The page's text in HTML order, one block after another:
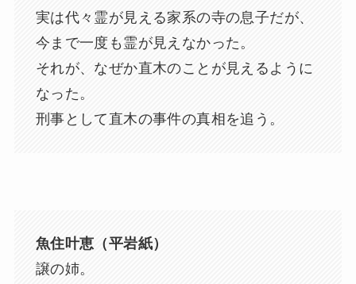
実は代々霊が見える家系の寺の息子だが、
今まで一度も霊が見えなかった。
それが、なぜか直木のことが見えるように
なった。
刑事として直木の事件の真相を追う。
魚住叶恵（平岩紙）
譲の姉。